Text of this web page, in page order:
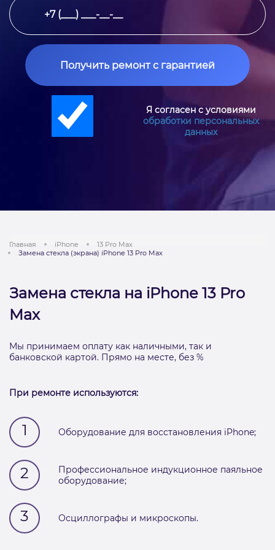
Получить ремонт с гарантией
Я согласен с условиями
обработки персональных
данных
Главная iPhone
13 Pro Max
Замена стекла (экрана) iPhone 13 Pro Max
Замена стекла на iPhone 13 Pro
Max
Мы принимаем оплату как наличными, так и
банковской картой. Прямо на месте, без %
При ремонте используются:
1 Оборудование для восстановления iPhone;
2
Профессиональное индукционное паяльное
оборудование;
3 Осциллографы и микроскопы.